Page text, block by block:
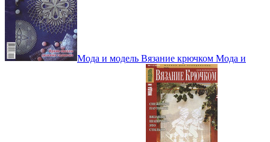
Мода и модель Вязание крючком Мода и